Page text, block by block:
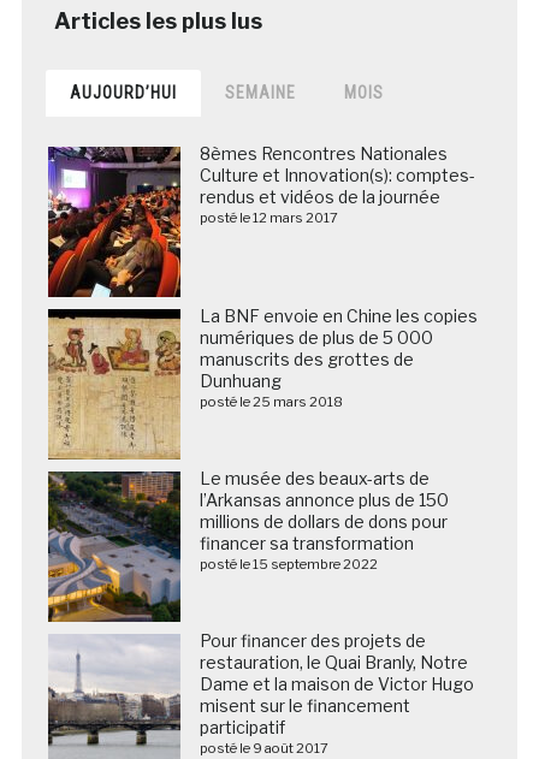
AUJOURD’HUI SEMAINE MOIS
8èmes Rencontres Nationales
Culture et Innovation(s): comptes-
rendus et vidéos de la journée
posté le 12 mars 2017
La BNF envoie en Chine les copies
numériques de plus de 5 000
manuscrits des grottes de
Dunhuang
posté le 25 mars 2018
Le musée des beaux-arts de
l’Arkansas annonce plus de 150
millions de dollars de dons pour
financer sa transformation
posté le 15 septembre 2022
Pour financer des projets de
restauration, le Quai Branly, Notre
Dame et la maison de Victor Hugo
misent sur le financement
participatif
posté le 9 août 2017